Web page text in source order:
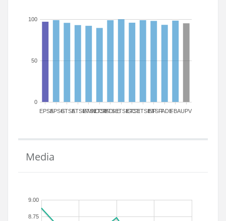
EPSAEPSGETSAETSIAMN
ETSICCP
ETSIADI
ETSIEETSIGCT
ETSIIETSINFETSITFADEFBAUPV
0
50
100
Media
8.75
9.00